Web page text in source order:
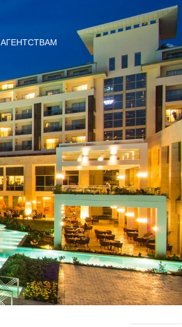
АГЕНТСТВАМ